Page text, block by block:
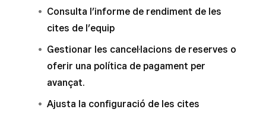
Consulta l’informe de rendiment de les
cites de l’equip
Gestionar les cancel·lacions de reserves o
oferir una política de pagament per
avançat.
Ajusta la configuració de les cites